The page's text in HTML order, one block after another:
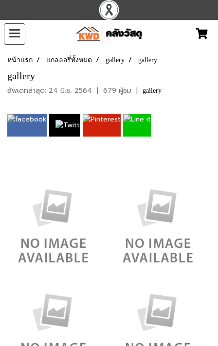
หน้าแรก แกลลอรี่ทั้งหมด gallery gallery
gallery
อัพเดทล่าสุด: 24 มิ.ย. 2564 | 679 ผู้ชม | gallery